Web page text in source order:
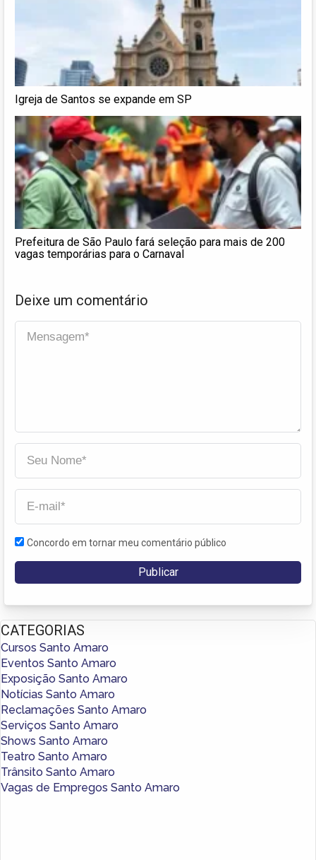
Igreja de Santos se expande em SP
Prefeitura de São Paulo fará seleção para mais de 200
vagas temporárias para o Carnaval
Deixe um comentário
Concordo em tornar meu comentário público
CATEGORIAS
Cursos Santo Amaro
Eventos Santo Amaro
Exposição Santo Amaro
Notícias Santo Amaro
Reclamações Santo Amaro
Serviços Santo Amaro
Shows Santo Amaro
Teatro Santo Amaro
Trânsito Santo Amaro
Vagas de Empregos Santo Amaro